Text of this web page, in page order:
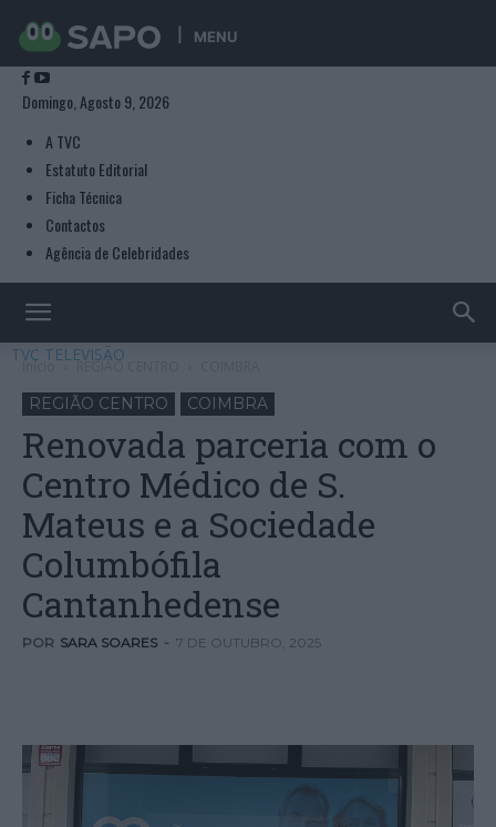
MENU
Domingo, Agosto 9, 2026
A TVC
Estatuto Editorial
Ficha Técnica
Contactos
Agência de Celebridades
TVC TELEVISÃO
Início REGIÃO CENTRO
REGIÃO CENTRO COIMBRA
Renovada parceria com o
Centro Médico de S.
Mateus e a Sociedade
Columbófila
Cantanhedense
POR SARA SOARES - 7 DE OUTUBRO, 2025